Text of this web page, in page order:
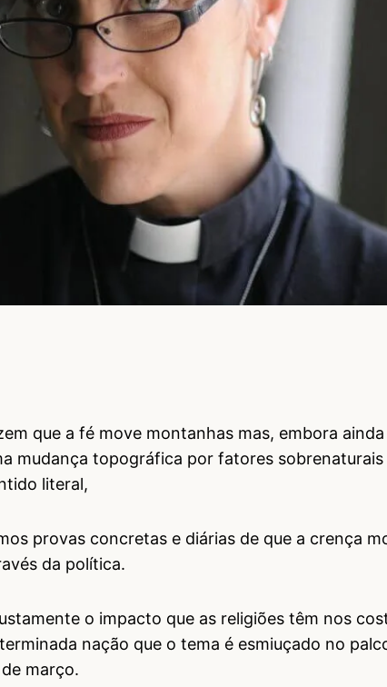
que a fé move montanhas mas, embora
mudança topográfica por fatores
literal,
provas concretas e diárias de que a crença
da política.
o impacto que as religiões têm nos
nação que o tema é esmiuçado no
de março.